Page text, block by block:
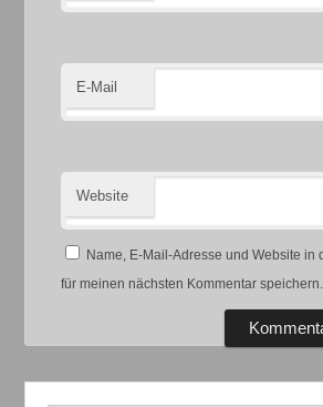
E-Mail
Website
Name, E-Mail-Adresse und Website in
für meinen nächsten Kommentar speichern.